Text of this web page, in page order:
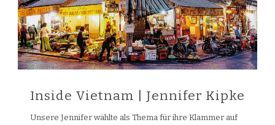
Inside Vietnam | Jennifer Kipke
Unsere Jennifer wählte als Thema für ihre Klammer auf